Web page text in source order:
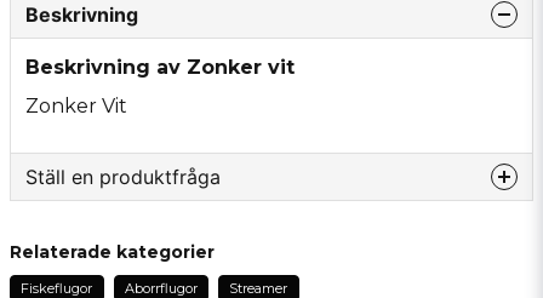
Beskrivning
Beskrivning av Zonker vit
Zonker Vit
Ställ en produktfråga
Fråga oss något om denna produkten...
Relaterade kategorier
Fiskeflugor Aborrflugor Streamer